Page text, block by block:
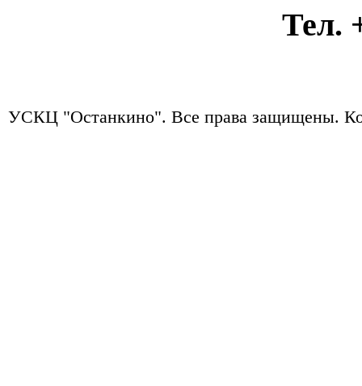
Тел.
УСКЦ "Останкино". Все права защищены.